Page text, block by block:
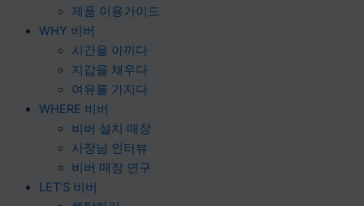
제품 이용가이드
WHY 비버
시간을 아끼다
지갑을 채우다
여유를 가지다
WHERE 비버
비버 설치 매장
사장님 인터뷰
비버 매장 연구
LET’S 비버